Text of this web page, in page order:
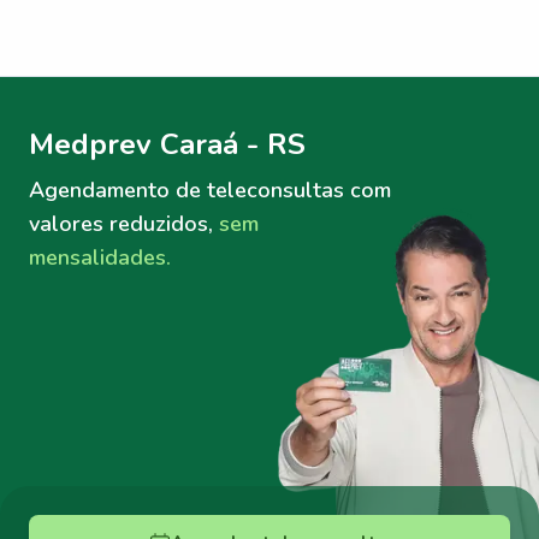
Medprev Caraá - RS
Agendamento de teleconsultas com
valores reduzidos, sem
mensalidades.